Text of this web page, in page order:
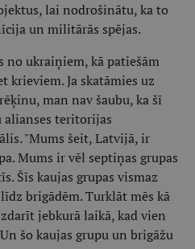
lai nodrošinātu, ka to
un militārās spējas.
no ukraiņiem, kā patiešām
Ja skatāmies uz
man nav šaubu, ka šī
alianses teritorijas
"Mums šeit, Latvijā, ir
Mums ir vēl septiņas grupas
Šīs kaujas grupas vismaz
brigādēm. Turklāt mēs kā
jebkurā laikā, kad vien
šo kaujas grupu un brigāžu